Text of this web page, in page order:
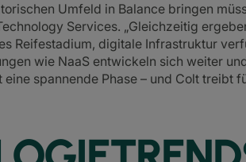
Umfeld in Balance bringen
Services. „Gleichzeitig
Reifestadium, digitale Infrastruktur
wie NaaS entwickeln sich weiter
spannende Phase – und Colt treibt